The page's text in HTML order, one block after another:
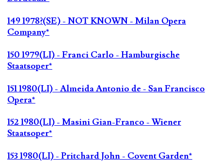
149 1978?(SE) - NOT KNOWN - Milan Opera
Company*
150 1979(LI) - Franci Carlo - Hamburgische
Staatsoper*
151 1980(LI) - Almeida Antonio de - San Francisco
Opera*
152 1980(LI) - Masini Gian-Franco - Wiener
Staatsoper*
153 1980(LI) - Pritchard John - Covent Garden*